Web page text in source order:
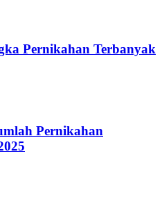
Pernikahan Terbanyak
Pernikahan